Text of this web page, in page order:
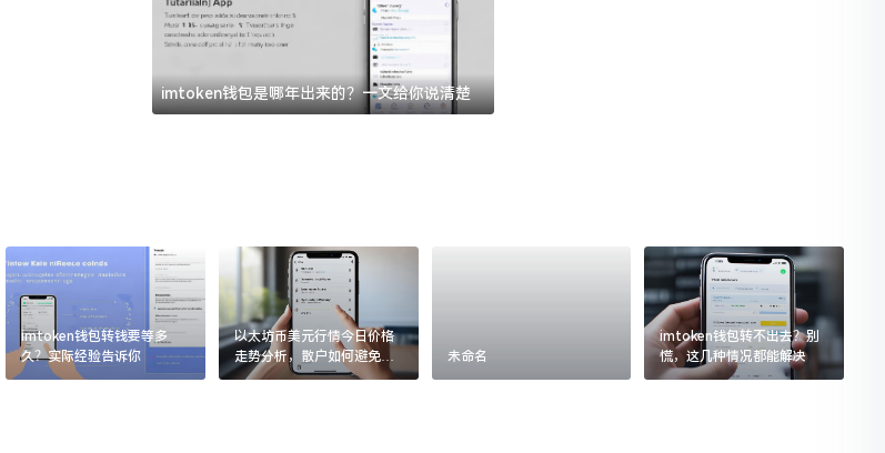
imtoken钱包是哪年出来的？一文给你说清楚
imtoken钱包转钱要等多
久？实际经验告诉你
以太坊币美元行情今日价格
走势分析，散户如何避免追
涨杀跌被套牢
未命名
imtoken钱包转不出去？别
慌，这几种情况都能解决